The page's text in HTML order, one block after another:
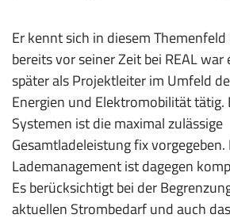
Er kennt sich in diesem
bereits vor seiner Zeit bei REAL
später als Projektleiter im Umfeld
Energien und Elektromobilität tätig.
Systemen ist die maximal zulässige
Gesamtladeleistung fix
Lademanagement ist dagegen
Es be­rücksichtigt bei der
aktuellen Strombedarf und auch